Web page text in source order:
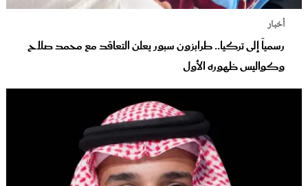
أخبار
رسمياً إلى تركيا.. طرابزون سبور يعلن التعاقد مع محمد صلاح
وكواليس ظهوره الأول